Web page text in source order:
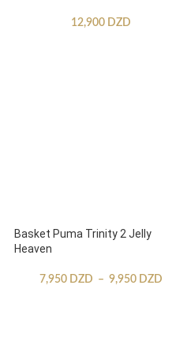
12,900 DZD
Basket Puma Trinity 2 Jelly
Heaven
7,950 DZD – 9,950 DZD